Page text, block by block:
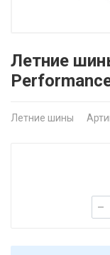
Летние
Летние шины